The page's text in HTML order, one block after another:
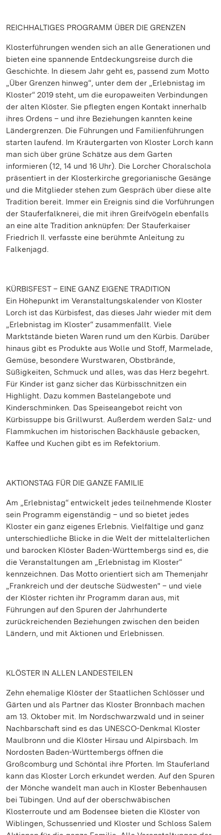
REICHHALTIGES PROGRAMM ÜBER DIE GRENZEN
Klosterführungen wenden sich an alle Generationen und
bieten eine spannende Entdeckungsreise durch die
Geschichte. In diesem Jahr geht es, passend zum Motto
„Über Grenzen hinweg“, unter dem der „Erlebnistag im
Kloster“ 2019 steht, um die europaweiten Verbindungen
der alten Klöster. Sie pflegten engen Kontakt innerhalb
ihres Ordens – und ihre Beziehungen kannten keine
Ländergrenzen. Die Führungen und Familienführungen
starten laufend. Im Kräutergarten von Kloster Lorch kann
man sich über grüne Schätze aus dem Garten
informieren (12, 14 und 16 Uhr). Die Lorcher Choralschola
präsentiert in der Klosterkirche gregorianische Gesänge
und die Mitglieder stehen zum Gespräch über diese alte
Tradition bereit. Immer ein Ereignis sind die Vorführungen
der Stauferfalknerei, die mit ihren Greifvögeln ebenfalls
an eine alte Tradition anknüpfen: Der Stauferkaiser
Friedrich II. verfasste eine berühmte Anleitung zu
Falkenjagd.
KÜRBISFEST – EINE GANZ EIGENE TRADITION
Ein Höhepunkt im Veranstaltungskalender von Kloster
Lorch ist das Kürbisfest, das dieses Jahr wieder mit dem
„Erlebnistag im Kloster“ zusammenfällt. Viele
Marktstände bieten Waren rund um den Kürbis. Darüber
hinaus gibt es Produkte aus Wolle und Stoff, Marmelade,
Gemüse, besondere Wurstwaren, Obstbrände,
Süßigkeiten, Schmuck und alles, was das Herz begehrt.
Für Kinder ist ganz sicher das Kürbisschnitzen ein
Highlight. Dazu kommen Bastelangebote und
Kinderschminken. Das Speiseangebot reicht von
Kürbissuppe bis Grillwurst. Außerdem werden Salz- und
Flammkuchen im historischen Backhäusle gebacken,
Kaffee und Kuchen gibt es im Refektorium.
AKTIONSTAG FÜR DIE GANZE FAMILIE
Am „Erlebnistag“ entwickelt jedes teilnehmende Kloster
sein Programm eigenständig – und so bietet jedes
Kloster ein ganz eigenes Erlebnis. Vielfältige und ganz
unterschiedliche Blicke in die Welt der mittelalterlichen
und barocken Klöster Baden-Württembergs sind es, die
die Veranstaltungen am „Erlebnistag im Kloster“
kennzeichnen. Das Motto orientiert sich am Themenjahr
„Frankreich und der deutsche Südwesten" – und viele
der Klöster richten ihr Programm daran aus, mit
Führungen auf den Spuren der Jahrhunderte
zurückreichenden Beziehungen zwischen den beiden
Ländern, und mit Aktionen und Erlebnissen.
KLÖSTER IN ALLEN LANDESTEILEN
Zehn ehemalige Klöster der Staatlichen Schlösser und
Gärten und als Partner das Kloster Bronnbach machen
am 13. Oktober mit. Im Nordschwarzwald und in seiner
Nachbarschaft sind es das UNESCO-Denkmal Kloster
Maulbronn und die Klöster Hirsau und Alpirsbach. Im
Nordosten Baden-Württembergs öffnen die
Großcomburg und Schöntal ihre Pforten. Im Stauferland
kann das Kloster Lorch erkundet werden. Auf den Spuren
der Mönche wandelt man auch in Kloster Bebenhausen
bei Tübingen. Und auf der oberschwäbischen
Klosterroute und am Bodensee bieten die Klöster von
Wiblingen, Schussenried und Kloster und Schloss Salem